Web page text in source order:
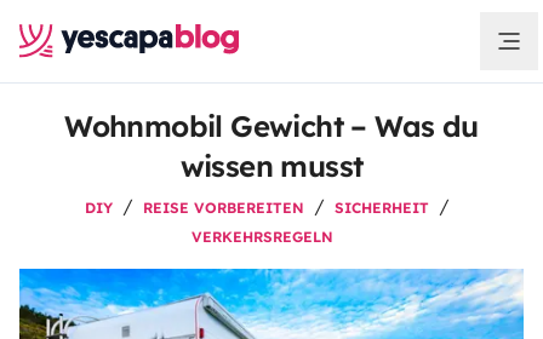
Wohnmobil Gewicht – Was du
wissen musst
DIY REISE VORBEREITEN
SICHERHEIT
VERKEHRSREGELN